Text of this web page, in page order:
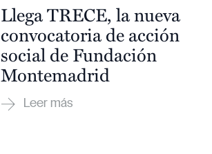
Llega TRECE, la nueva
convocatoria de acción
social de Fundación
Montemadrid